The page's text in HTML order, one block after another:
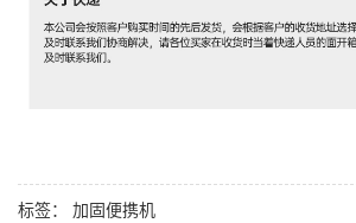
标签： 加固便携机